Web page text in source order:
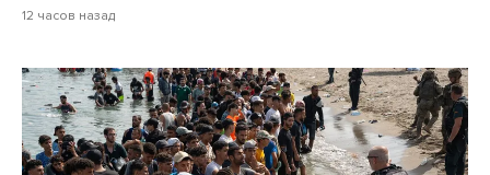
12 часов назад